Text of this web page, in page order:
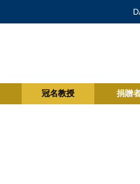
冠名教授 捐贈